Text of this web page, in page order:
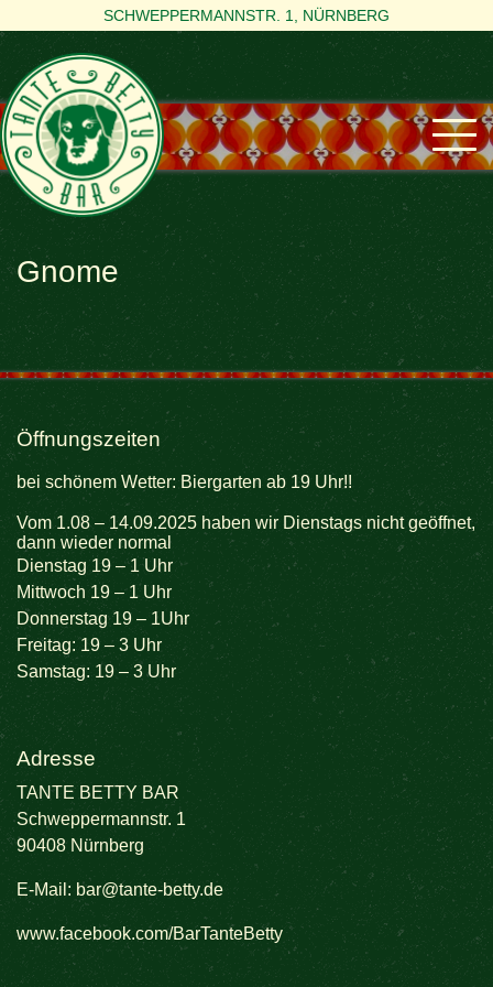
SCHWEPPERMANNSTR. 1, NÜRNBERG
Gnome
Öffnungszeiten
bei schönem Wetter: Biergarten ab 19 Uhr!!
Vom 1.08 – 14.09.2025 haben wir Dienstags nicht geöffnet,
dann wieder normal
Dienstag 19 – 1 Uhr
Mittwoch 19 – 1 Uhr
Donnerstag 19 – 1Uhr
Freitag: 19 – 3 Uhr
Samstag: 19 – 3 Uhr
Adresse
TANTE BETTY BAR
Schweppermannstr. 1
90408 Nürnberg
E-Mail: bar@tante-betty.de
www.facebook.com/BarTanteBetty